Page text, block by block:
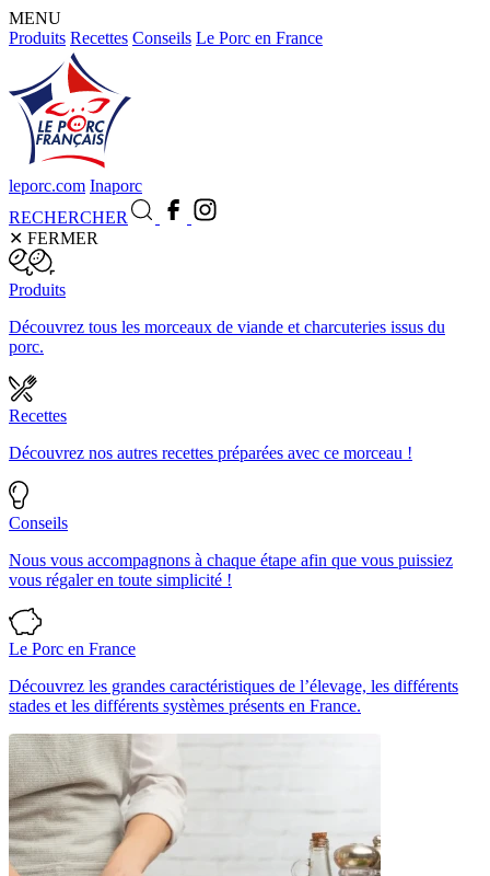
MENU
Produits Recettes Conseils Le Porc en France
leporc.com Inaporc
RECHERCHER
✕ FERMER
Produits
Découvrez tous les morceaux de viande et charcuteries issus du
porc.
Recettes
Découvrez nos autres recettes préparées avec ce morceau !
Conseils
Nous vous accompagnons à chaque étape afin que vous puissiez
vous régaler en toute simplicité !
Le Porc en France
Découvrez les grandes caractéristiques de l’élevage, les différents
stades et les différents systèmes présents en France.